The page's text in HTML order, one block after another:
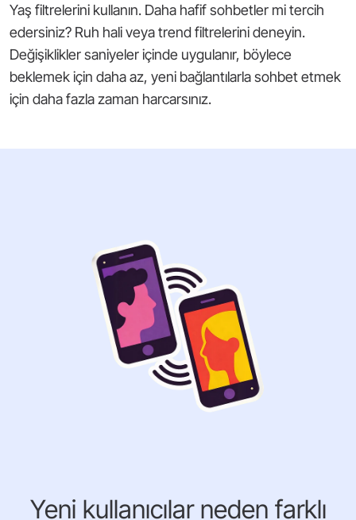
Yaş filtrelerini kullanın. Daha hafif sohbetler mi tercih
edersiniz? Ruh hali veya trend filtrelerini deneyin.
Değişiklikler saniyeler içinde uygulanır, böylece
beklemek için daha az, yeni bağlantılarla sohbet etmek
için daha fazla zaman harcarsınız.
Yeni kullanıcılar neden farklı